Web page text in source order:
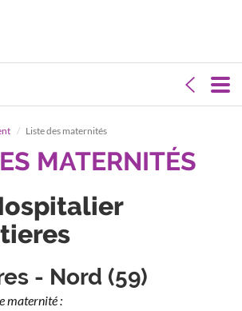
Liste des maternités
MATERNITÉS
- Nord (59)
maternité :